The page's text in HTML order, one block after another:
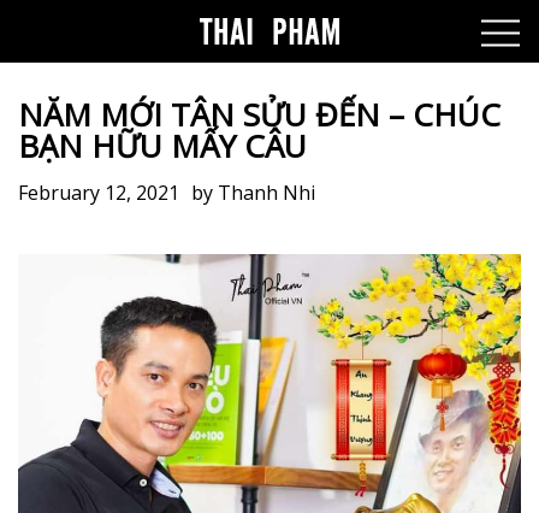
NĂM MỚI TÂN SỬU ĐẾN – CHÚC
BẠN HỮU MẤY CÂU
February 12, 2021 by Thanh Nhi